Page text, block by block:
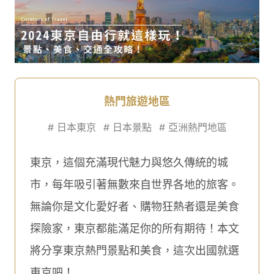
熱門旅遊地區
# 日本東京 # 日本景點 # 亞洲熱門地區
東京，這個充滿現代魅力與悠久傳統的城
市，每年吸引著無數來自世界各地的旅客。
無論你是文化愛好者、購物狂熱者還是美食
探險家，東京都能滿足你的所有期待！本文
將分享東京熱門景點和美食，這次出國就選